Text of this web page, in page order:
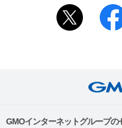
GMOインターネットグループ